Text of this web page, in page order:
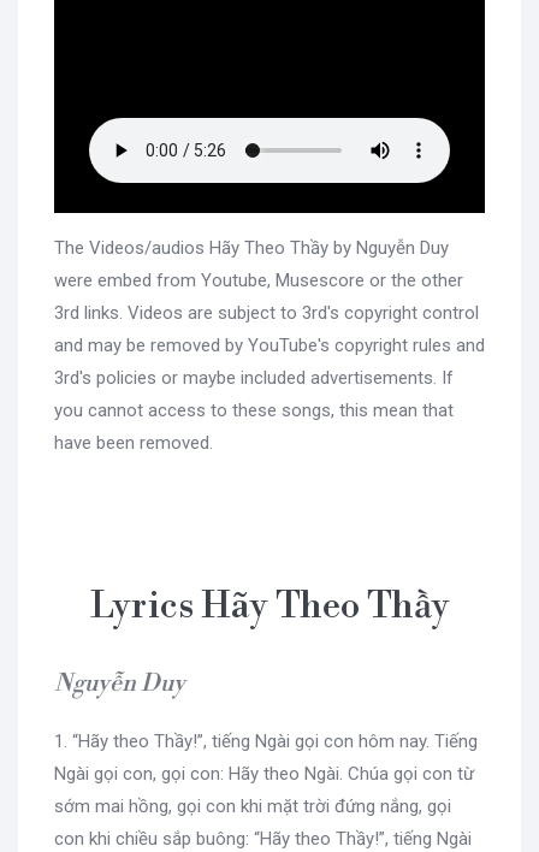
The Videos/audios Hãy Theo Thầy by Nguyễn Duy
were embed from Youtube, Musescore or the other
3rd links. Videos are subject to 3rd's copyright control
and may be removed by YouTube's copyright rules and
3rd's policies or maybe included advertisements. If
you cannot access to these songs, this mean that
have been removed.
Lyrics Hãy Theo Thầy
Nguyễn Duy
1. “Hãy theo Thầy!”, tiếng Ngài gọi con hôm nay. Tiếng
Ngài gọi con, gọi con: Hãy theo Ngài. Chúa gọi con từ
sớm mai hồng, gọi con khi mặt trời đứng nắng, gọi
con khi chiều sắp buông: “Hãy theo Thầy!”, tiếng Ngài